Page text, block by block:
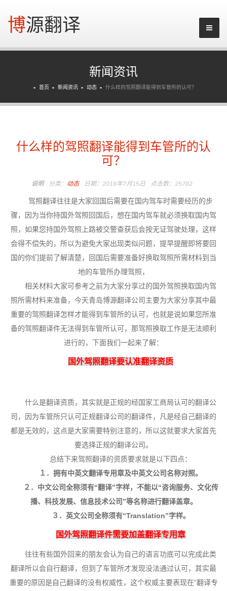
博源翻译
新闻资讯
首页 新闻资讯 动态 什么样的驾照翻译能得到车管所的认可？
什么样的驾照翻译能得到车管所的认
可？
说明 分类： 动态 日期：2018年7月15日 点击数：25782
驾照翻译往往是大家回国后需要在国内驾车时需要经历的步
骤，因为当你持国外驾照回国后，想在国内驾车就必须换取国内驾
照，如果您持国外驾照上路被交警查获后会按无证驾驶处理，这样
会得不偿失的，所以为避免大家出现类似问题，提早提醒即将要回
国的你们提前了解清楚，回国后需要准备好换取驾照所需材料到当
地的车管所办理驾照，
相关材料大家可参考之前为大家分享过的国外驾照换取国内驾
照所需材料来准备，今天青岛博源翻译公司主要为大家分享其中最
重要的驾照翻译怎样才能得到车管所的认可，也就是说如果您所准
备的驾照翻译件无法得到车管所认可，那驾照换取工作是无法顺利
进行的，下面我们一起来了解：
国外驾照翻译要认准翻译资质
什么是翻译资质，其实就是正规的经国家工商局认可的翻译公
司，因为车管所只认可正规翻译公司的翻译件，凡是经自己翻译的
都是无效的，这点是大家需要特别注意的，所以这就要求大家首先
要选择正规的翻译公司。
总结下来驾照翻译的资质要求就是以下四点：
１．拥有中英文翻译专用章及中英文公司名称对照。
２．中文公司全称须有“翻译”字样，不能以“咨询服务、文化传
播、科技发展、信息技术公司”等名称进行翻译盖章。
３．英文公司全称须有“Translation”字样。
国外驾照翻译件需要加盖翻译专用章
往往有些国外回来的朋友会认为自己的语言功底可以完成此类
翻译所以会自行翻译，但到了车管所才发现没法通过认可，其实最
重要的原因是自己翻译的没有权威性，这个权威主要表现在“翻译专